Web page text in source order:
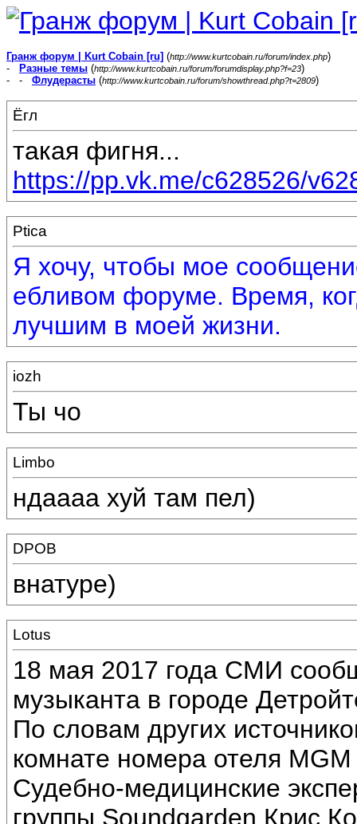
Гранж форум | Kurt Cobain [ru] (http://www.kurtcobain.ru/forum/index.php)
-
Разные темы (http://www.kurtcobain.ru/forum/forumdisplay.php?f=23)
- - Флудерасты (http://www.kurtcobain.ru/forum/showthread.php?t=2809)
Ёгл
такая фигня...
https://pp.vk.me/c628526/
Ptica
Я хочу, чтобы мое
ебливом форуме. Время,
лучшим в моей жизни.
iozh
Ты чо
Limbo
ндаааа хуй там пел)
DPOB
внатуре)
Lotus
18 мая 2017 года СМИ
музыканта в городе
По словам других
комнате номера отеля
Судебно-медицинские
группы Soundgarden Крис